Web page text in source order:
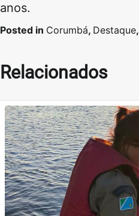
anos.
Posted in Corumbá, Destaque,
Relacionados